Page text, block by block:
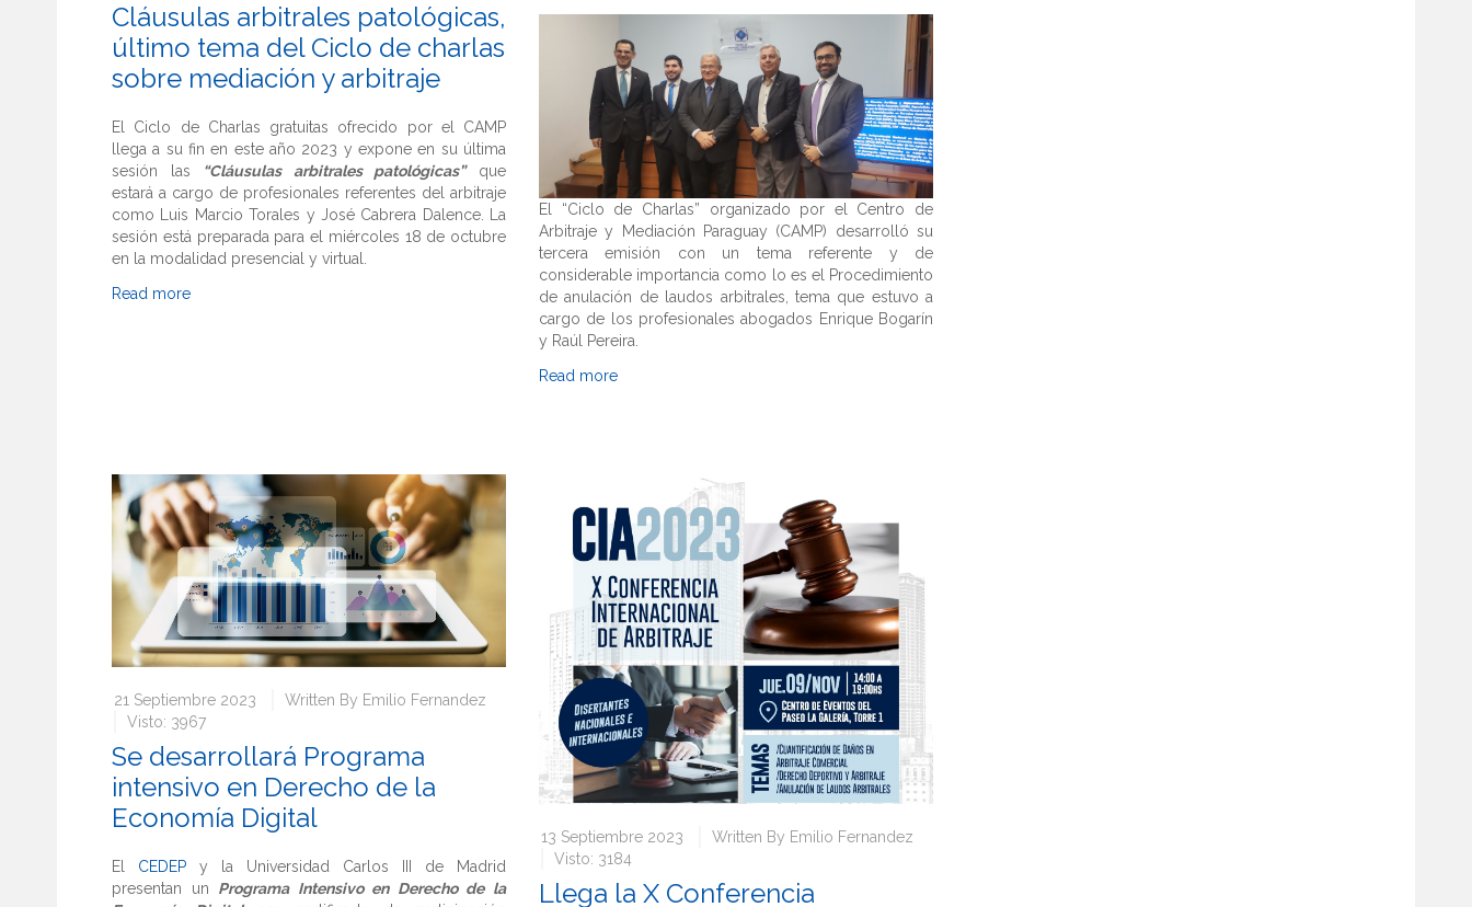
Cláusulas arbitrales patológicas,
último tema del Ciclo de charlas
sobre mediación y arbitraje
El Ciclo de Charlas gratuitas ofrecido por el CAMP
llega a su fin en este año 2023 y expone en su última
sesión las
“Cláusulas arbitrales patológicas”que
estará a cargo de profesionales referentes del arbitraje
como Luis Marcio Torales y José Cabrera Dalence. La
sesión está preparada para el miércoles 18 de octubre
en la modalidad presencial y virtual.
Read more
El “Ciclo de Charlas” organizado por el Centro de
Arbitraje y Mediación Paraguay (CAMP) desarrolló su
tercera emisión con un tema referente y de
considerable importancia como lo es el Procedimiento
de anulación de laudos arbitrales, tema que estuvo a
cargo de los profesionales abogados Enrique Bogarín
y Raúl Pereira.
Read more
21 Septiembre 2023 Written By Emilio Fernandez
Visto: 3967
Se desarrollará Programa
intensivo en Derecho de la
Economía Digital
El CEDEP y la Universidad Carlos III de Madrid
presentan un Programa Intensivo en Derecho de la
13 Septiembre 2023 Written By Emilio Fernandez
Visto: 3184
Llega la X Conferencia